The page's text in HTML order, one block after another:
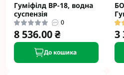
Гуміфілд ВР-18, водна
суспензія
0
8 536.00 ₴
До кошика
3